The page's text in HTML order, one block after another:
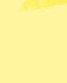
• Rum eller viss
upp till 16
Området är i en